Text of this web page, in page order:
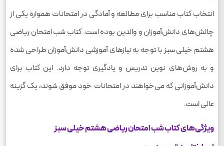
انتخاب کتاب مناسب برای مطالعه و آمادگی در امتحانات همواره یکی از
چالش‌های دانش‌آموزان و والدین بوده است. کتاب شب امتحان ریاضی
هشتم خیلی سبز با توجه به نیازهای آموزشی دانش‌آموزان طراحی شده
و به روش‌های نوین تدریس و یادگیری توجه دارد. این کتاب برای
دانش‌آموزانی که می‌خواهند در امتحانات خود موفق شوند، یک گزینه
عالی است.
ویژگی‌های کتاب شب امتحان ریاضی هشتم خیلی سبز